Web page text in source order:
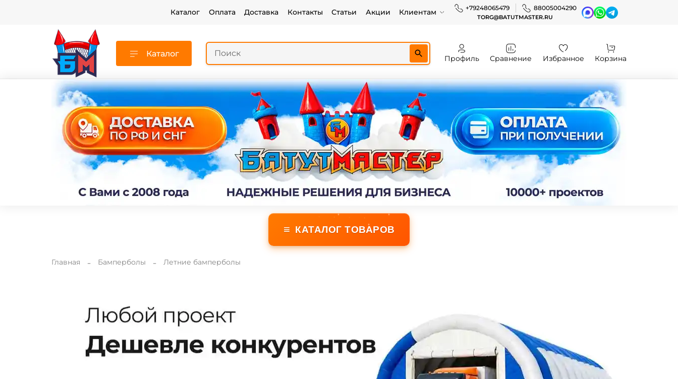
Каталог Оплата Доставка Контакты Статьи Акции Клиентам +79248065479 88005004290
TORG@BATUTMASTER.RU
Каталог
Профиль Сравнение Избранное Корзина
≡ КАТАЛОГ ТОВАРОВ
Главная Бамперболы Летние бамперболы